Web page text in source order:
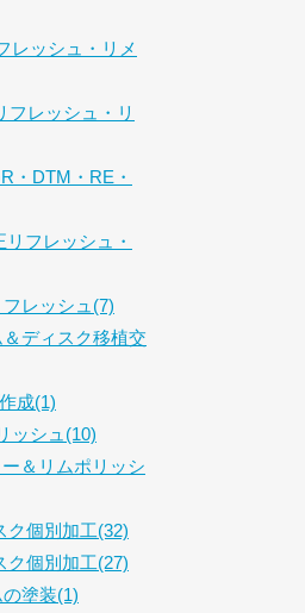
レッシュ・リメ
フレッシュ・リ
・DTM・RE・
フレッシュ・
レッシュ(7)
ディスク移植交
成(1)
ッシュ(10)
＆リムポリッシ
ク個別加工(32)
ク個別加工(27)
塗装(1)